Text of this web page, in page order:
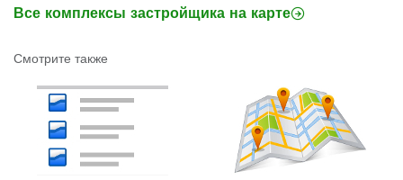
Все комплексы застройщика на карте
Смотрите также